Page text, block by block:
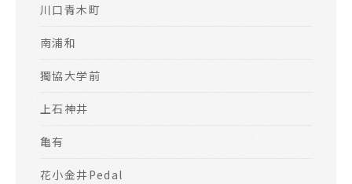
川口青木町
南浦和
獨協大学前
上石神井
亀有
花小金井Pedal